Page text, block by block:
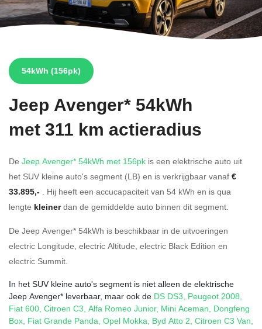
54kWh (156pk)
Jeep Avenger* 54kWh
met 311 km actieradius
De Jeep Avenger* 54kWh met 156pk is een elektrische auto uit
het SUV kleine auto's segment (LB) en is verkrijgbaar vanaf €
33.895,- . Hij heeft een accucapaciteit van 54 kWh en is qua
lengte kleinerdan de gemiddelde auto binnen dit segment.
De Jeep Avenger* 54kWh is beschikbaar in de uitvoeringen
electric Longitude, electric Altitude, electric Black Edition en
electric Summit.
In het SUV kleine auto's segment is niet alleen de elektrische
Jeep Avenger* leverbaar, maar ook de DS DS3, Peugeot 2008,
Fiat 600, Citroen C3, Alfa Romeo Junior, Mini Aceman, Dongfeng
Box, Fiat Grande Panda, Opel Mokka, Byd Atto 2, Citroen C3 Van,